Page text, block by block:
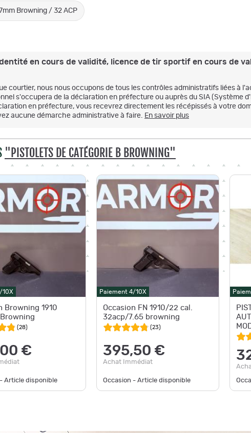
Browning / 32 ACP
en cours de validité, licence de tir sportif en cours de
courtier, nous nous occupons de tous les contrôles administratifs liées à
s'occupera de la déclaration en préfecture ou auprès du SIA (Système
en préfecture, vous recevrez directement les récépissés à votre
aucune démarche administrative à faire. En savoir plus
"PISTOLETS DE CATÉGORIE B BROWNING"
10X
Browning 1910
(28)
€
Article disponible
Paiement 4/10X
Occasion FN 1910/22 cal.
32acp/7.65 browning
(23)
395,50 €
Achat Immédiat
Occasion - Article disponible